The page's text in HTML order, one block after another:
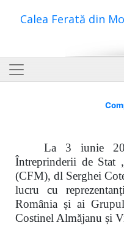
Calea Ferată din
La 3 iunie
Întreprinderii de Stat
(CFM), dl Serghei
lucru cu
România și ai
Costinel Almăjanu și